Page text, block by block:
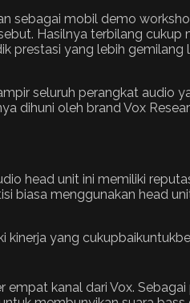
sebagai mobil demo
Hasilnya terbilang cukup
prestasi yang lebih gemilang
seluruh perangkat audio
dihuni oleh brand Vox
head unit ini memiliki
menggunakan head
yang
kanal dari Vox.